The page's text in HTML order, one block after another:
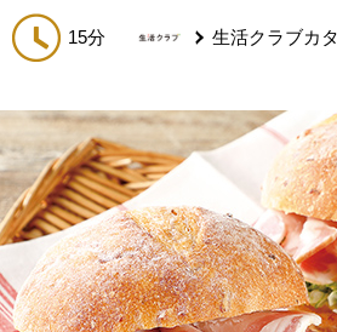
15分 生活クラブカ